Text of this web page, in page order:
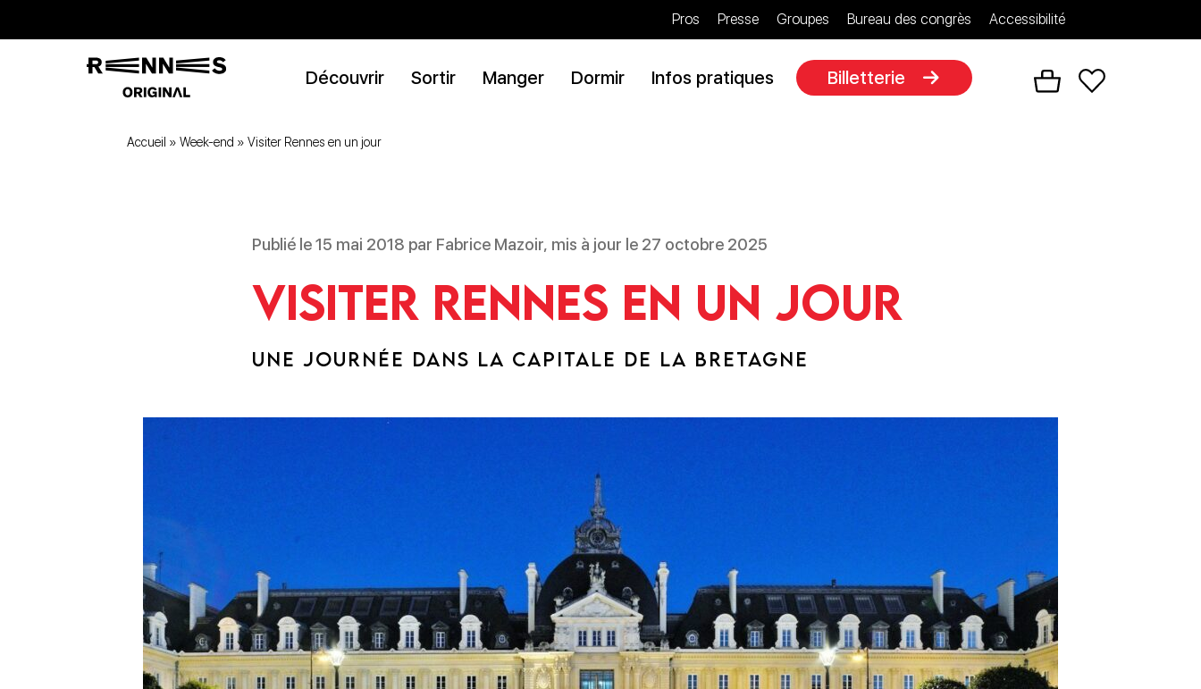
Pros Presse Groupes Bureau des congrès Accessibilité
Découvrir Sortir Manger Dormir Infos pratiques Billetterie
Accueil » Week-end » Visiter Rennes en un jour
Publié le 15 mai 2018 par Fabrice Mazoir, mis à jour le 27 octobre 2025
Visiter Rennes en un jour
UNE JOURNÉE DANS LA CAPITALE DE LA BRETAGNE